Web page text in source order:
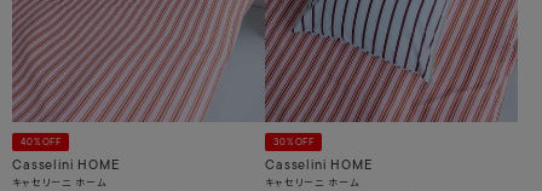
40%OFF
Casselini HOME
キャセリーニ ホーム
30%OFF
Casselini HOME
キャセリーニ ホーム